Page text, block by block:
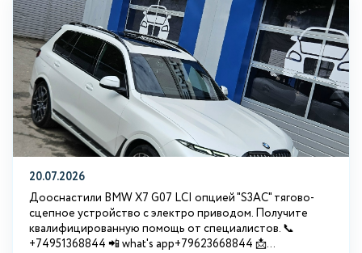
20.07.2026
Дооснастили BMW Х7 G07 LCI опцией "S3АС" тягово-
сцепное устройство с электро приводом. Получите
квалифицированную помощь от специалистов. 📞
+74951368844 📲 what's app+79623668844 📩...